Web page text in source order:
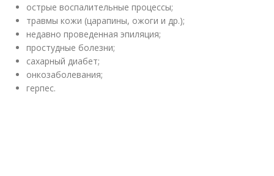
острые воспалительные процессы;
травмы кожи (царапины, ожоги и др.);
недавно проведенная эпиляция;
простудные болезни;
сахарный диабет;
онкозаболевания;
герпес.